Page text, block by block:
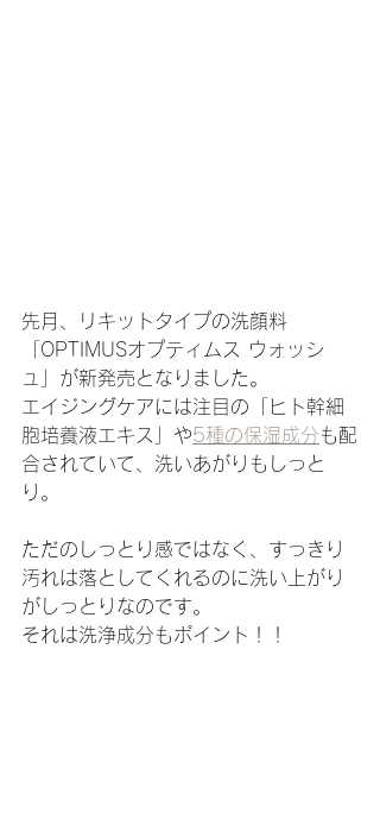
先月、リキットタイプの洗顔料
「OPTIMUSオプティムス ウォッシ
ュ」が新発売となりました。
エイジングケアには注目の「ヒト幹細
胞培養液エキス」や5種の保湿成分も配
合されていて、洗いあがりもしっと
り。
ただのしっとり感ではなく、すっきり
汚れは落としてくれるのに洗い上がり
がしっとりなのです。
それは洗浄成分もポイント！！